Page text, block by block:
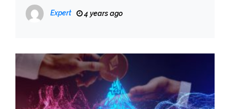
Expert 4 years ago